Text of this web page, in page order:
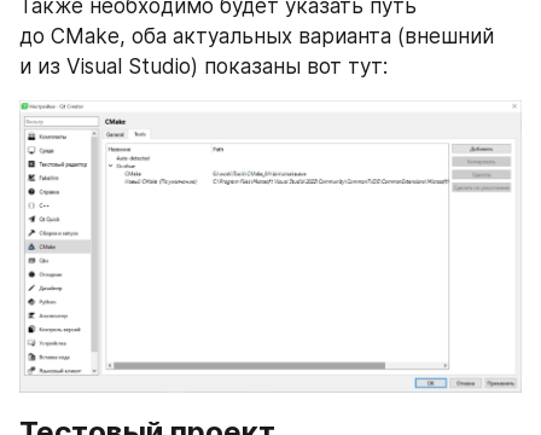
Также необходимо будет указать путь
до CMake, оба актуальных варианта (внешний
и из Visual Studio) показаны вот тут: